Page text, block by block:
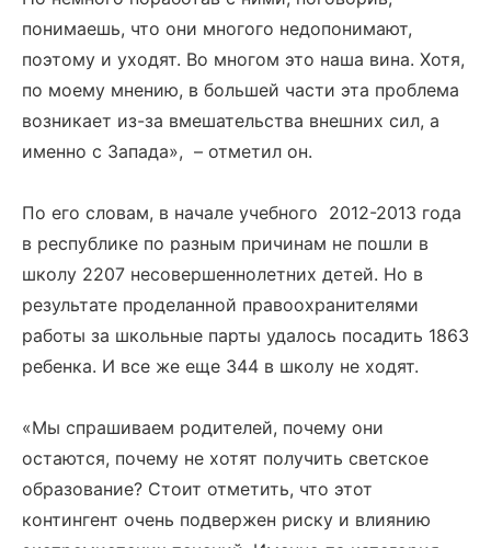
понимаешь, что они многого недопонимают,
поэтому и уходят. Во многом это наша вина. Хотя,
по моему мнению, в большей части эта проблема
возникает из-за вмешательства внешних сил, а
именно с Запада», – отметил он.
По его словам, в начале учебного 2012-2013 года
в республике по разным причинам не пошли в
школу 2207 несовершеннолетних детей. Но в
результате проделанной правоохранителями
работы за школьные парты удалось посадить 1863
ребенка. И все же еще 344 в школу не ходят.
«Мы спрашиваем родителей, почему они
остаются, почему не хотят получить светское
образование? Стоит отметить, что этот
контингент очень подвержен риску и влиянию